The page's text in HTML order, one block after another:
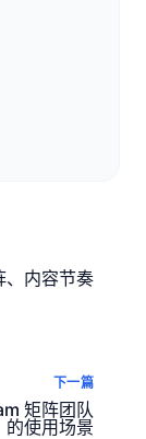
、内容节奏
下一篇
矩阵团队
的使用场景